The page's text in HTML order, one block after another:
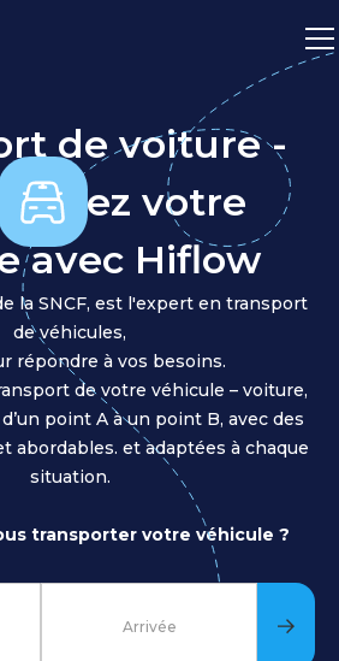
de voiture -
votre
avec Hiflow
la SNCF, est l'expert en transport
de véhicules,
répondre à vos besoins.
de votre véhicule – voiture,
point A à un point B, avec des
abordables. et adaptées à chaque
situation.
transporter votre véhicule ?